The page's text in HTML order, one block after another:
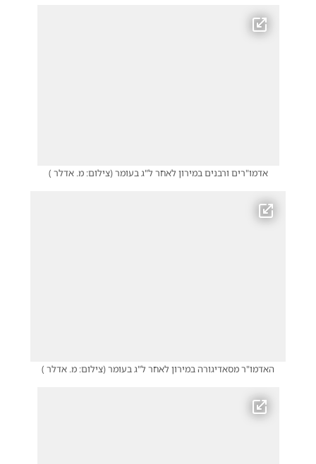
אדמו"רים ורבנים במירון לאחר ל"ג בעומר(צילום: מ. אדלר )
האדמו"ר מסאדיגורה במירון לאחר ל"ג בעומר(צילום: מ. אדלר )